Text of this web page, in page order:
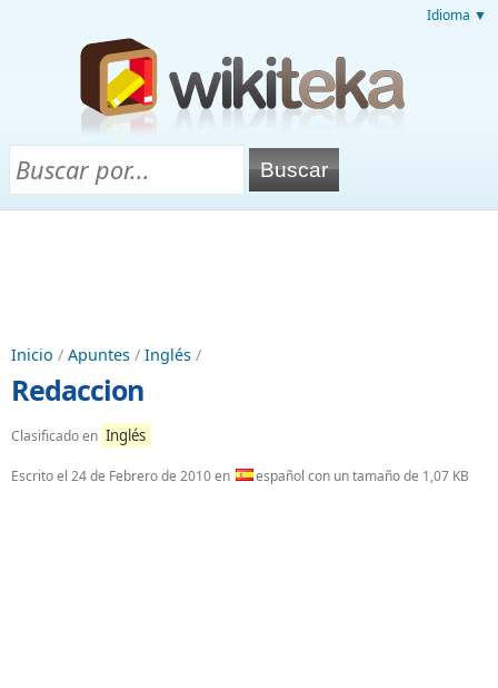
Idioma ▼
Inicio / Apuntes / Inglés /
Redaccion
Clasificado en Inglés
Escrito el 24 de Febrero de 2010en español con un tamaño de 1,07 KB